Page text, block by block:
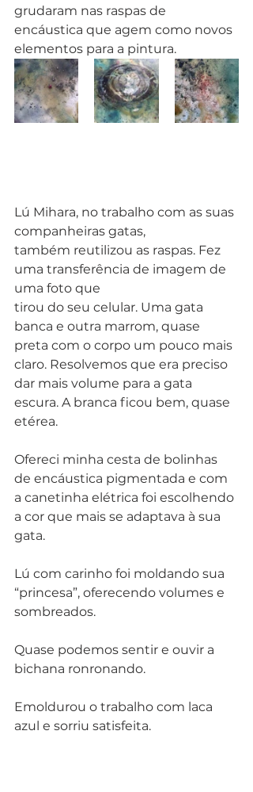
grudaram nas raspas de
encáustica que agem como novos
elementos para a pintura.
Lú Mihara, no trabalho com as suas
companheiras gatas,
também reutilizou as raspas. Fez
uma transferência de imagem de
uma foto que
tirou do seu celular. Uma gata
banca e outra marrom, quase
preta com o corpo um pouco mais
claro. Resolvemos que era preciso
dar mais volume para a gata
escura. A branca ficou bem, quase
etérea.
Ofereci minha cesta de bolinhas
de encáustica pigmentada e com
a canetinha elétrica foi escolhendo
a cor que mais se adaptava à sua
gata.
Lú com carinho foi moldando sua
“princesa”, oferecendo volumes e
sombreados.
Quase podemos sentir e ouvir a
bichana ronronando.
Emoldurou o trabalho com laca
azul e sorriu satisfeita.